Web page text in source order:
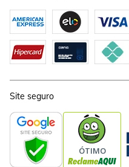
Site seguro